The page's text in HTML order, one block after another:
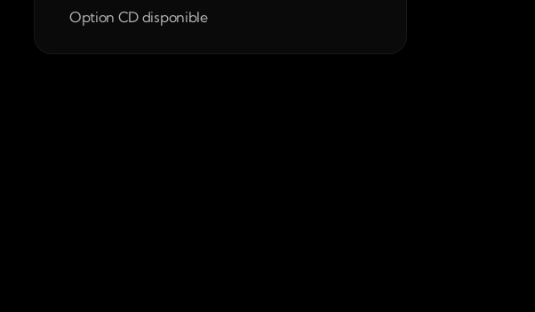
Option CD disponible